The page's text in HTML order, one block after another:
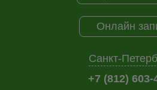
Онлайн
Санкт-
+7 (812) 603-